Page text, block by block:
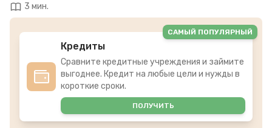
3 мин.
Кредиты
Сравните кредитные учреждения и займите
выгоднее. Кредит на любые цели и нужды в
короткие сроки.
ПОЛУЧИТЬ
САМЫЙ ПОПУЛЯРНЫЙ